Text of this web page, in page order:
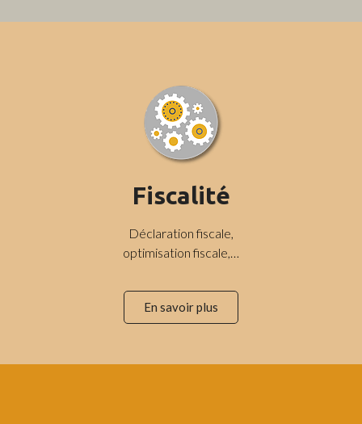
Fiscalité
Déclaration fiscale,
optimisation fiscale,…
En savoir plus